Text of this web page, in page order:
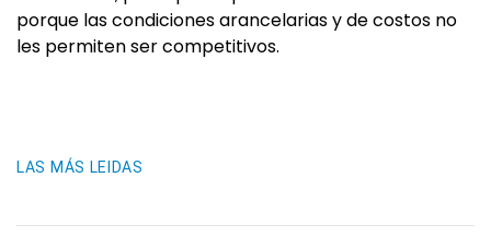
porque las condiciones arancelarias y de costos no
les permiten ser competitivos.
LAS MÁS LEIDAS